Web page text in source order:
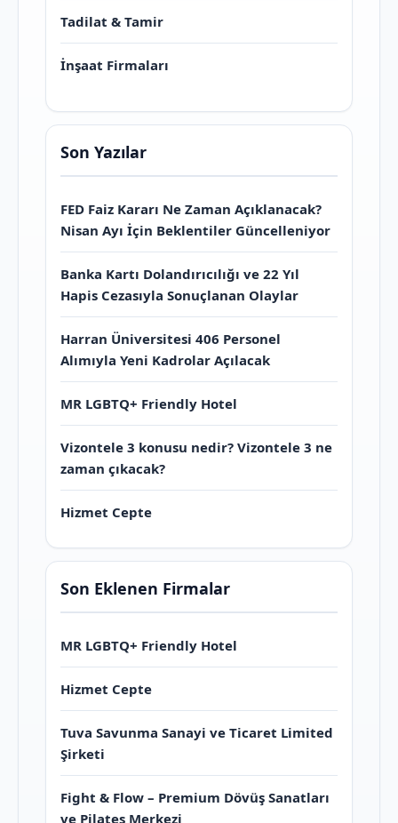
Tadilat & Tamir
İnşaat Firmaları
Son Yazılar
FED Faiz Kararı Ne Zaman Açıklanacak?
Nisan Ayı İçin Beklentiler Güncelleniyor
Banka Kartı Dolandırıcılığı ve 22 Yıl
Hapis Cezasıyla Sonuçlanan Olaylar
Harran Üniversitesi 406 Personel
Alımıyla Yeni Kadrolar Açılacak
MR LGBTQ+ Friendly Hotel
Vizontele 3 konusu nedir? Vizontele 3 ne
zaman çıkacak?
Hizmet Cepte
Son Eklenen Firmalar
MR LGBTQ+ Friendly Hotel
Hizmet Cepte
Tuva Savunma Sanayi ve Ticaret Limited
Şirketi
Fight & Flow – Premium Dövüş Sanatları
ve Pilates Merkezi